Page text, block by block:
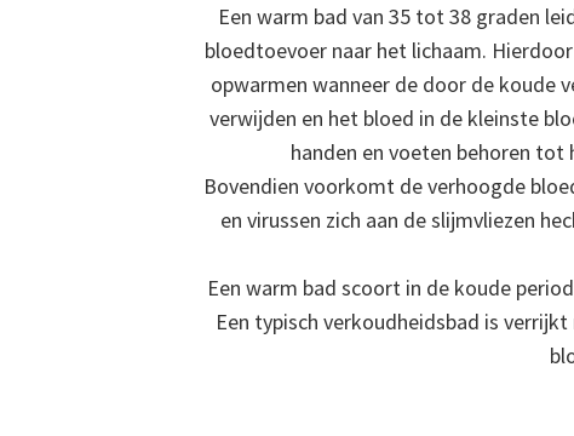
Een warm bad van 35 tot 38 graden
bloedtoevoer naar het lichaam.
opwarmen wanneer de door de koude
verwijden en het bloed in de kleinste
handen en voeten behoren tot
Bovendien voorkomt de verhoogde
en virussen zich aan de slijmvliezen
Een warm bad scoort in de koude
Een typisch verkoudheidsbad is